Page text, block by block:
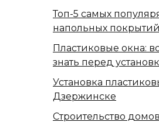
Топ-5 самых
напольных
Пластиковые окна:
знать перед
Установка
Дзержинске
Строительство